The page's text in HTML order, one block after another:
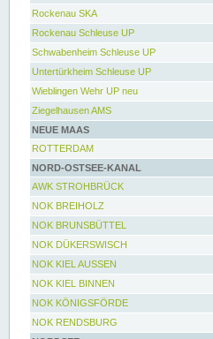
Rockenau SKA
Rockenau Schleuse UP
Schwabenheim Schleuse UP
Untertürkheim Schleuse UP
Wieblingen Wehr UP neu
Ziegelhausen AMS
NEUE MAAS
ROTTERDAM
NORD-OSTSEE-KANAL
AWK STROHBRÜCK
NOK BREIHOLZ
NOK BRUNSBÜTTEL
NOK DÜKERSWISCH
NOK KIEL AUSSEN
NOK KIEL BINNEN
NOK KÖNIGSFÖRDE
NOK RENDSBURG